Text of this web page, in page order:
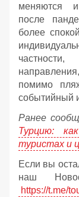
меняются и
после
более
помимо
событийный
Ранее
Турцию:
туристах и
Если вы
наш
https://t.me/